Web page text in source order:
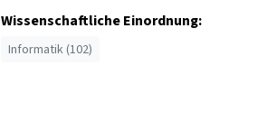
Wissenschaftliche Einordnung:
Informatik (102)